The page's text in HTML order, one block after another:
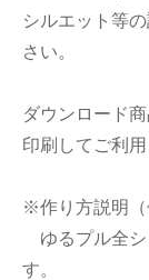
シルエット等
さい。
ダウンロード商
印刷してご利
※作り方説明（
ゆるプル全シ
す。